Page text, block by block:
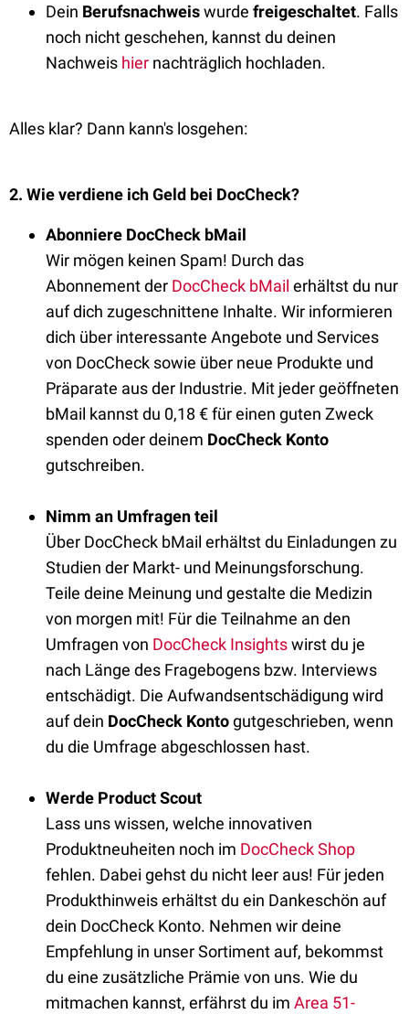
Dein Berufsnachweiswurde freigeschaltet. Falls
noch nicht geschehen, kannst du deinen
Nachweis hier nachträglich hochladen.
Alles klar? Dann kann's losgehen:
2. Wie verdiene ich Geld bei DocCheck?
Abonniere DocCheck bMail
Wir mögen keinen Spam! Durch das
Abonnement der DocCheck bMail erhältst du nur
auf dich zugeschnittene Inhalte. Wir informieren
dich über interessante Angebote und Services
von DocCheck sowie über neue Produkte und
Präparate aus der Industrie. Mit jeder geöffneten
bMail kannst du 0,18 € für einen guten Zweck
spenden oder deinem DocCheck Konto
gutschreiben.
Nimm an Umfragen teil
Über DocCheck bMail erhältst du Einladungen zu
Studien der Markt- und Meinungsforschung.
Teile deine Meinung und gestalte die Medizin
von morgen mit! Für die Teilnahme an den
Umfragen von DocCheck Insightswirst du je
nach Länge des Fragebogens bzw. Interviews
entschädigt. Die Aufwandsentschädigung wird
auf dein DocCheck Kontogutgeschrieben, wenn
du die Umfrage abgeschlossen hast.
Werde Product Scout
Lass uns wissen, welche innovativen
Produktneuheiten noch im DocCheck Shop
fehlen. Dabei gehst du nicht leer aus! Für jeden
Produkthinweis erhältst du ein Dankeschön auf
dein DocCheck Konto. Nehmen wir deine
Empfehlung in unser Sortiment auf, bekommst
du eine zusätzliche Prämie von uns. Wie du
mitmachen kannst, erfährst du im Area 51-